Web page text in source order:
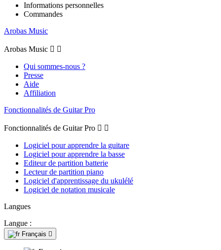
Informations personnelles
Commandes
Arobas Music
Arobas Music  
Qui sommes-nous ?
Presse
Aide
Affiliation
Fonctionnalités de Guitar Pro
Fonctionnalités de Guitar Pro  
Logiciel pour apprendre la guitare
Logiciel pour apprendre la basse
Editeur de partition batterie
Lecteur de partition piano
Logiciel d'apprentissage du ukulélé
Logiciel de notation musicale
Langues
Langue :
Français 